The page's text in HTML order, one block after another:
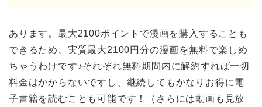
あります。最大2100ポイントで漫画を購入することも
できるため、実質最大2100円分の漫画を無料で楽しめ
ちゃうわけです♪それぞれ無料期間内に解約すれば一切
料金はかからないですし、継続してもかなりお得に電
子書籍を読むことも可能です！（さらには動画も見放